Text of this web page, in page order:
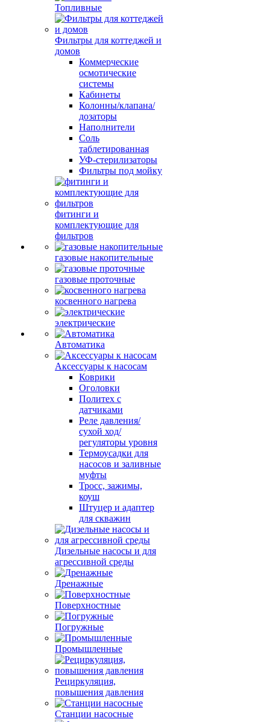
Топливные
Фильтры для коттеджей и
домов
Коммерческие
осмотические
системы
Кабинеты
Колонны/клапана/
дозаторы
Наполнители
Соль
таблетированная
УФ-стерилизаторы
Фильтры под мойку
фитинги и
комплектующие для
фильтров
газовые накопительные
газовые проточные
косвенного нагрева
электрические
Автоматика
Аксессуары к насосам
Коврики
Оголовки
Политех с
датчиками
Реле давления/
сухой ход/
регуляторы уровня
Термоусадки для
насосов и заливные
муфты
Тросс, зажимы,
коуш
Штуцер и адаптер
для скважин
Дизельные насосы и для
агрессивной среды
Дренажные
Поверхностные
Погружные
Промышленные
Рециркуляция,
повышения давления
Станции насосные